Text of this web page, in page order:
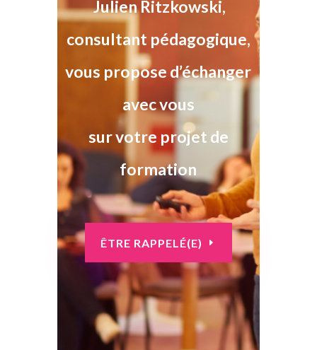
Julien Ritzkowski,
consultant pédagogique,
vous propose d’échanger
avec vous
sur votre projet de
formation
ÊTRE RAPPELÉ(E)